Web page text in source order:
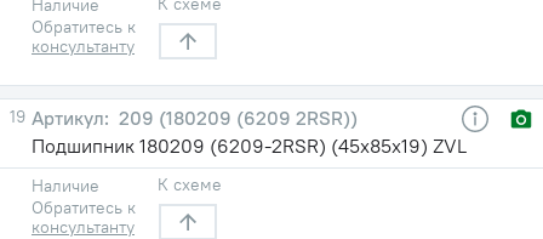
Наличие
Обратитесь к
консультанту
19
209 (180209 (6209 2RSR))
Подшипник 180209 (6209-2RSR) (45х85х19) ZVL
Наличие
Обратитесь к
консультанту
К схеме